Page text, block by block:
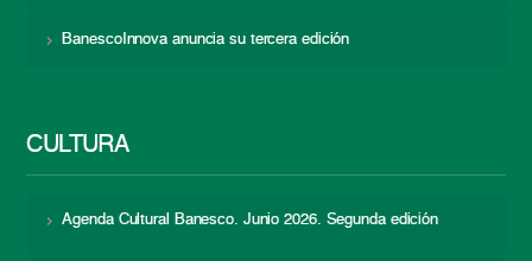
BanescoInnova anuncia su tercera edición
CULTURA
Agenda Cultural Banesco. Junio 2026. Segunda edición